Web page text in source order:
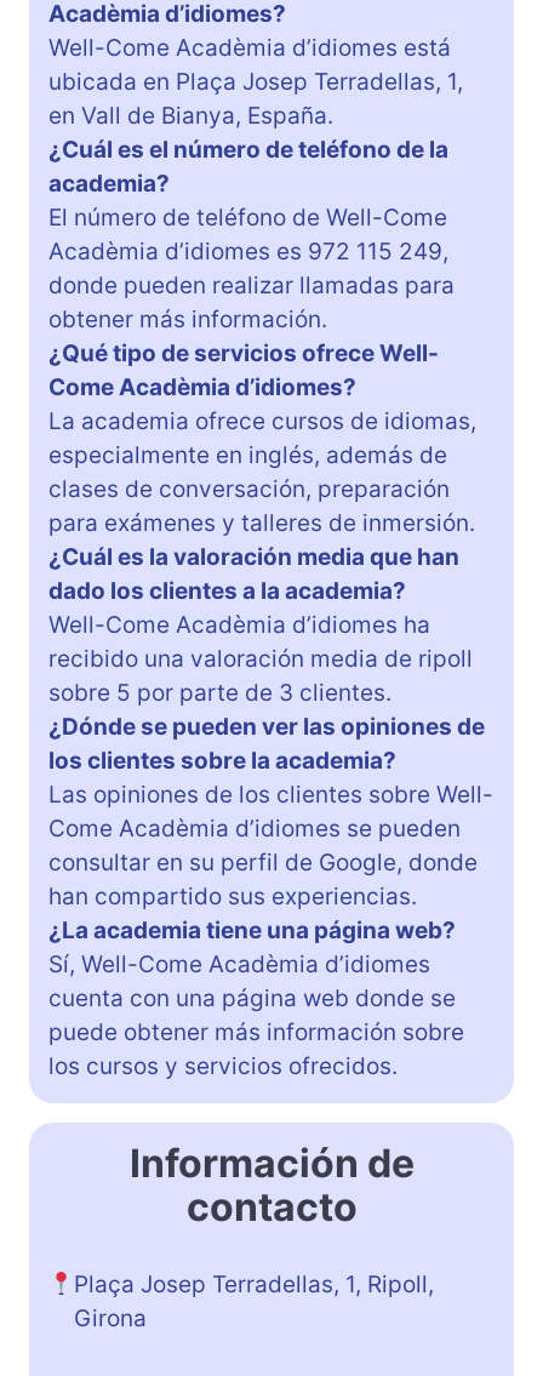
Acadèmia d’idiomes?
Well-Come Acadèmia d’idiomes está
ubicada en Plaça Josep Terradellas, 1,
en Vall de Bianya, España.
¿Cuál es el número de teléfono de la
academia?
El número de teléfono de Well-Come
Acadèmia d’idiomes es 972 115 249,
donde pueden realizar llamadas para
obtener más información.
¿Qué tipo de servicios ofrece Well-
Come Acadèmia d’idiomes?
La academia ofrece cursos de idiomas,
especialmente en inglés, además de
clases de conversación, preparación
para exámenes y talleres de inmersión.
¿Cuál es la valoración media que han
dado los clientes a la academia?
Well-Come Acadèmia d’idiomes ha
recibido una valoración media de ripoll
sobre 5 por parte de 3 clientes.
¿Dónde se pueden ver las opiniones de
los clientes sobre la academia?
Las opiniones de los clientes sobre Well-
Come Acadèmia d’idiomes se pueden
consultar en su perfil de Google, donde
han compartido sus experiencias.
¿La academia tiene una página web?
Sí, Well-Come Acadèmia d’idiomes
cuenta con una página web donde se
puede obtener más información sobre
los cursos y servicios ofrecidos.
Información de
contacto
Plaça Josep Terradellas, 1, Ripoll,
Girona